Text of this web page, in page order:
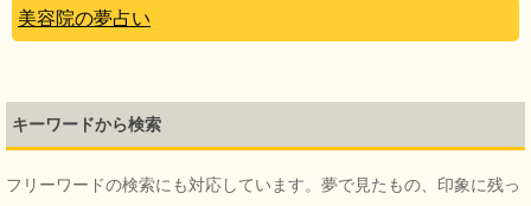
美容院の夢占い
キーワードから検索
フリーワードの検索にも対応しています。夢で見たもの、印象に残っ